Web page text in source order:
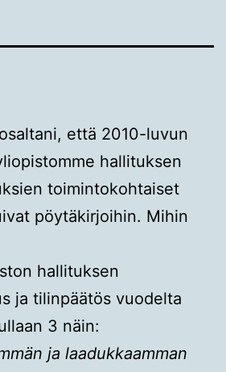
että 2010-luvun
hallituksen
toimintokohtaiset
pöytäkirjoihin. Mihin
hallituksen
ja tilinpäätös vuodelta
3 näin:
ja laadukkaamman